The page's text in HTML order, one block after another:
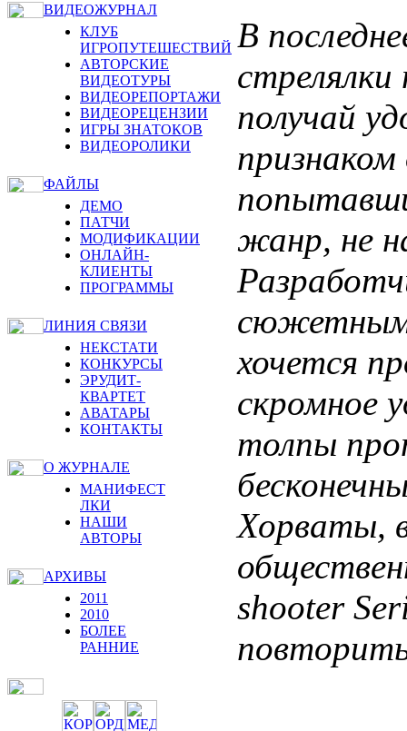
ВИДЕОЖУРНАЛ
КЛУБ
ИГРОПУТЕШЕСТВИЙ
АВТОРСКИЕ
ВИДЕОТУРЫ
ВИДЕОРЕПОРТАЖИ
ВИДЕОРЕЦЕНЗИИ
ИГРЫ ЗНАТОКОВ
ВИДЕОРОЛИКИ
ФАЙЛЫ
ДЕМО
ПАТЧИ
МОДИФИКАЦИИ
ОНЛАЙН-
КЛИЕНТЫ
ПРОГРАММЫ
ЛИНИЯ СВЯЗИ
НЕКСТАТИ
КОНКУРСЫ
ЭРУДИТ-
КВАРТЕТ
АВАТАРЫ
КОНТАКТЫ
О ЖУРНАЛЕ
МАНИФЕСТ
ЛКИ
НАШИ
АВТОРЫ
АРХИВЫ
2011
2010
БОЛЕЕ
РАННИЕ
В
получай
жанр, не
хочется
скромное
толпы
Хорваты,
shooter